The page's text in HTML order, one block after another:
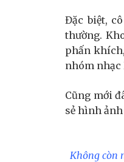
Đặc biệt,
thường.
phấn
nhóm nhạc
Cũng mới
sẻ hình
Không còn